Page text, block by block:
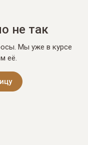
не так
Мы уже в курсе
её.